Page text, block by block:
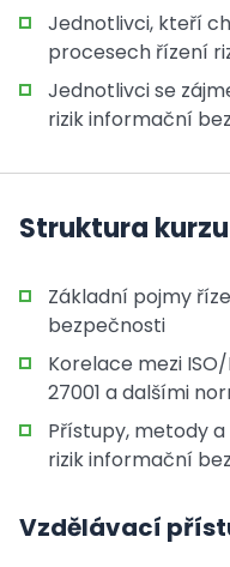
Jednotlivci, kteří
procesech řízení
Jednotlivci se
rizik informační
Struktura kurzu
Základní pojmy
bezpečnosti
Korelace mezi ISO/
27001 a dalšími
Přístupy, metody
rizik informační
Vzdělávací